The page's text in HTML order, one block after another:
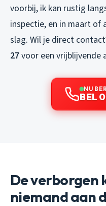
voorbij, ik kan rustig
inspectie, en in maart of
slag. Wil je direct
27voor een vrijblijvende
NU
BEL
De verborgen
niemand aan